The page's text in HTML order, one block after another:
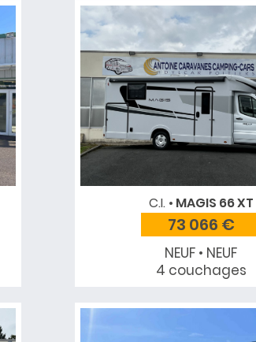
C.I. MAGIS 66 XT
73 066 €
NEUF • NEUF
4 couchages